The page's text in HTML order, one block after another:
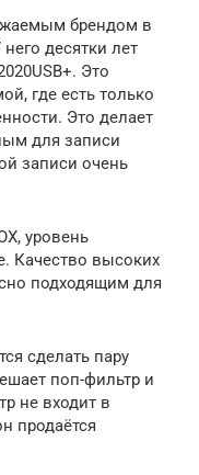
брендом в
десятки лет
Это
где есть только
Это делает
для записи
записи очень
уровень
Качество высоких
подходящим для
сделать пару
поп-фильтр и
не входит в
продаётся